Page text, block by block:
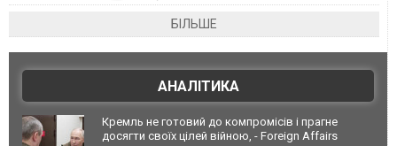
БІЛЬШЕ
АНАЛІТИКА
Кремль не готовий до компромісів і прагне
досягти своїх цілей війною, - Foreign Affairs